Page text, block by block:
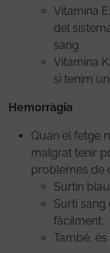
Vitamina
del
sang.
Vitamina
si tenim
Hemorràgia
Quan el fetge
malgrat tenir
problemes de
Surtin
Surti sang
fàcilment.
També,